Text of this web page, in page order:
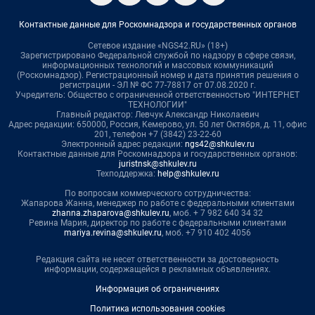
Контактные данные для Роскомнадзора и государственных органов
Сетевое издание «NGS42.RU» (18+)
Зарегистрировано Федеральной службой по надзору в сфере связи,
информационных технологий и массовых коммуникаций
(Роскомнадзор). Регистрационный номер и дата принятия решения о
регистрации - ЭЛ № ФС 77-78817 от 07.08.2020 г.
Учредитель: Общество с ограниченной ответственностью "ИНТЕРНЕТ
ТЕХНОЛОГИИ"
Главный редактор: Левчук Александр Николаевич
Адрес редакции: 650000, Россия, Кемерово, ул. 50 лет Октября, д. 11, офис
201, телефон +7 (3842) 23-22-60
Электронный адрес редакции: ngs42@shkulev.ru
Контактные данные для Роскомнадзора и государственных органов:
juristnsk@shkulev.ru
Техподдержка: help@shkulev.ru
По вопросам коммерческого сотрудничества:
Жапарова Жанна, менеджер по работе с федеральными клиентами
zhanna.zhaparova@shkulev.ru, моб. + 7 982 640 34 32
Ревина Мария, директор по работе с федеральными клиентами
mariya.revina@shkulev.ru, моб. +7 910 402 4056
Редакция сайта не несет ответственности за достоверность
информации, содержащейся в рекламных объявлениях.
Информация об ограничениях
Политика использования cookies